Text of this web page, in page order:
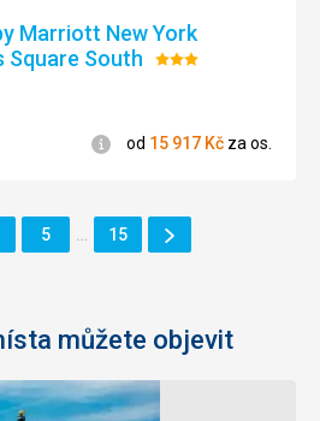
Marriott New York
South Hodnocení:
Informace
od 15 917 Kč za os.
Stránka
5 … Stránka
15
Další
Stránka
můžete objevit